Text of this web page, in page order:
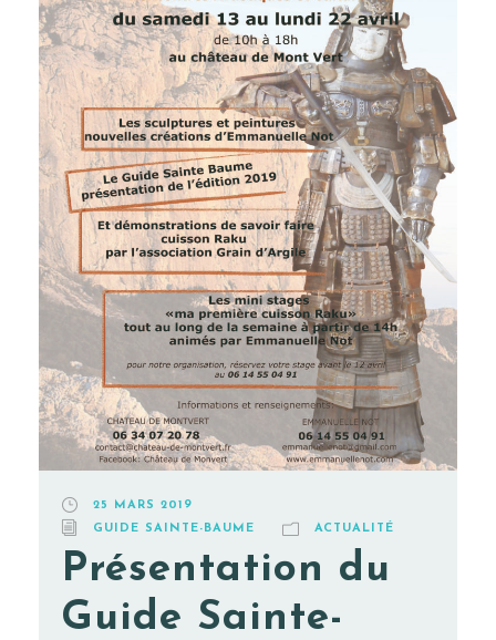
25 MARS 2019
GUIDE SAINTE-BAUME
ACTUALITÉ
Présentation du
Guide Sainte-